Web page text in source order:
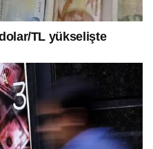
TL yükselişte